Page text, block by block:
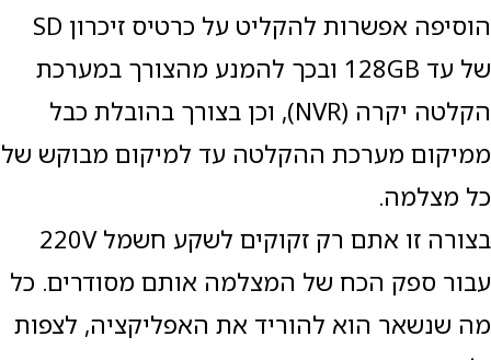
הוסיפה אפשרות להקליט על כרטיס זיכרון SD
של עד 128GB ובכך להמנע מהצורך במערכת
הקלטה יקרה (NVR), וכן בצורך בהובלת כבל
ממיקום מערכת ההקלטה עד למיקום מבוקש של
כל מצלמה.
בצורה זו אתם רק זקוקים לשקע חשמל 220V
עבור ספק הכח של המצלמה אותם מסודרים. כל
מה שנשאר הוא להוריד את האפליקציה, לצפות